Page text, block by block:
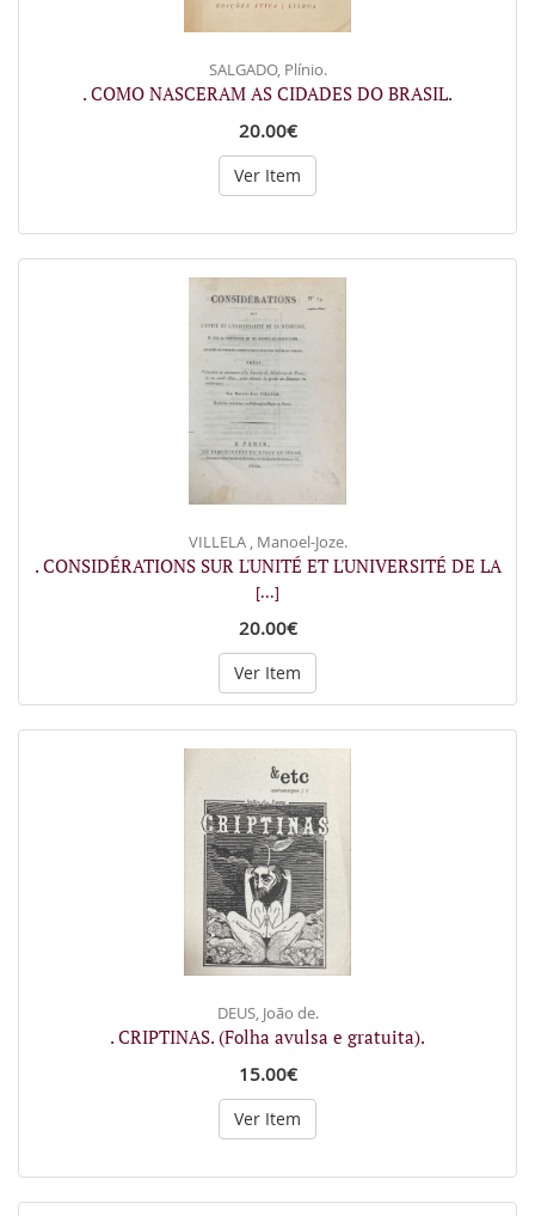
SALGADO, Plínio.
. COMO NASCERAM AS CIDADES DO BRASIL.
20.00€
Ver Item
VILLELA , Manoel-Joze.
. CONSIDÉRATIONS SUR L'UNITÉ ET L'UNIVERSITÉ DE LA
[...]
20.00€
Ver Item
DEUS, João de.
. CRIPTINAS. (Folha avulsa e gratuita).
15.00€
Ver Item